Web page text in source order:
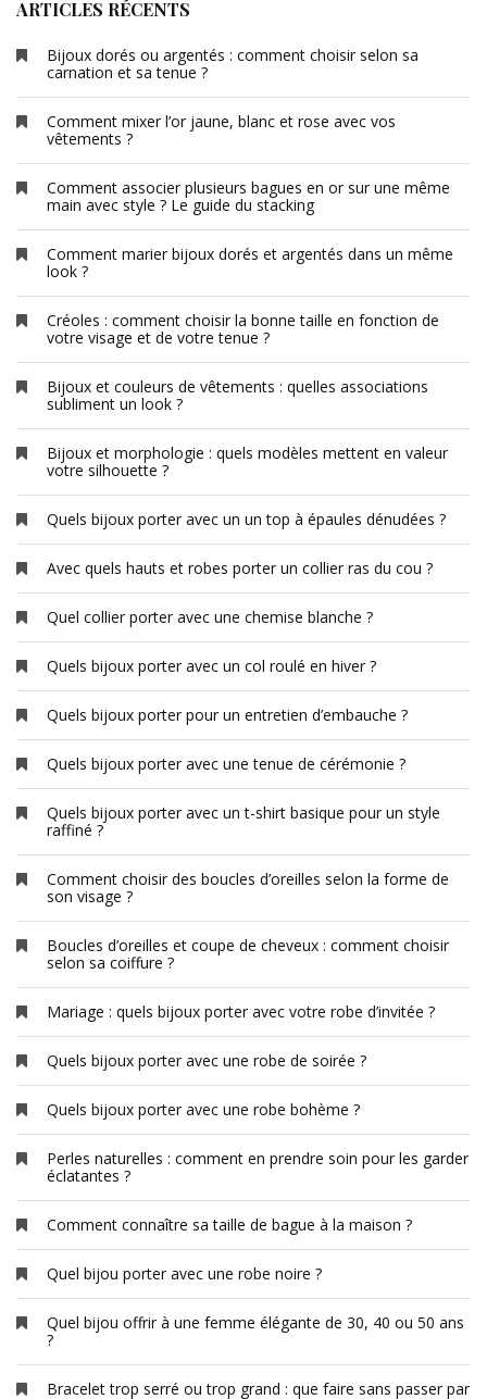
ARTICLES RÉCENTS
Bijoux dorés ou argentés : comment choisir selon sa
carnation et sa tenue ?
Comment mixer l’or jaune, blanc et rose avec vos
vêtements ?
Comment associer plusieurs bagues en or sur une même
main avec style ? Le guide du stacking
Comment marier bijoux dorés et argentés dans un même
look ?
Créoles : comment choisir la bonne taille en fonction de
votre visage et de votre tenue ?
Bijoux et couleurs de vêtements : quelles associations
subliment un look ?
Bijoux et morphologie : quels modèles mettent en valeur
votre silhouette ?
Quels bijoux porter avec un un top à épaules dénudées ?
Avec quels hauts et robes porter un collier ras du cou ?
Quel collier porter avec une chemise blanche ?
Quels bijoux porter avec un col roulé en hiver ?
Quels bijoux porter pour un entretien d’embauche ?
Quels bijoux porter avec une tenue de cérémonie ?
Quels bijoux porter avec un t-shirt basique pour un style
raffiné ?
Comment choisir des boucles d’oreilles selon la forme de
son visage ?
Boucles d’oreilles et coupe de cheveux : comment choisir
selon sa coiffure ?
Mariage : quels bijoux porter avec votre robe d’invitée ?
Quels bijoux porter avec une robe de soirée ?
Quels bijoux porter avec une robe bohème ?
Perles naturelles : comment en prendre soin pour les garder
éclatantes ?
Comment connaître sa taille de bague à la maison ?
Quel bijou porter avec une robe noire ?
Quel bijou offrir à une femme élégante de 30, 40 ou 50 ans
?
Bracelet trop serré ou trop grand : que faire sans passer par